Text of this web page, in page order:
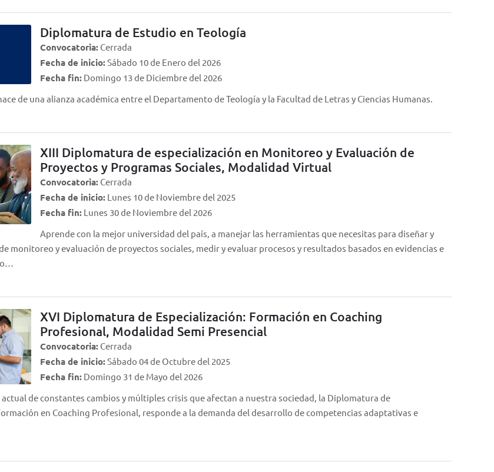
Diplomatura de Estudio en Teología
Convocatoria: Cerrada
Fecha de inicio:Sábado 10 de Enero del 2026
Fecha fin: Domingo 13 de Diciembre del 2026
de una alianza académica entre el Departamento de Teología y la Facultad de Letras y Ciencias Humanas.
XIII Diplomatura de especialización en Monitoreo y Evaluación de
Proyectos y Programas Sociales, Modalidad Virtual
Convocatoria: Cerrada
Fecha de inicio: Lunes 10 de Noviembre del 2025
Fecha fin: Lunes 30 de Noviembre del 2026
Aprende con la mejor universidad del país, a manejar las herramientas que necesitas para diseñar y
monitoreo y evaluación de proyectos sociales, medir y evaluar procesos y resultados basados en evidencias e
XVI Diplomatura de Especialización: Formación en Coaching
Profesional, Modalidad Semi Presencial
Convocatoria: Cerrada
Fecha de inicio:Sábado 04 de Octubre del 2025
Fecha fin: Domingo 31 de Mayo del 2026
de constantes cambios y múltiples crisis que afectan a nuestra sociedad, la Diplomatura de
en Coaching Profesional, responde a la demanda del desarrollo de competencias adaptativas e